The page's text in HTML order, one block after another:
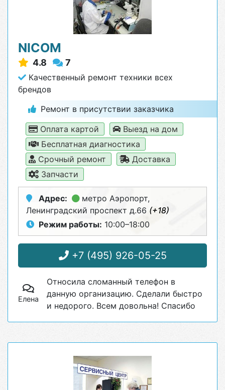
NICOM
4.8 7
Качественный ремонт техники всех
брендов
Ремонт в присутствии заказчика
Оплата картой
Выезд на дом
Бесплатная диагностика
Срочный ремонт
Доставка
Запчасти
Адрес: метро Аэропорт,
Ленинградский проспект д.66 (+18)
Режим работы: 10:00–18:00
+7 (495) 926-05-25
Елена
Относила сломанный телефон в
данную организацию. Сделали быстро
и недорого. Всем довольна! Спасибо